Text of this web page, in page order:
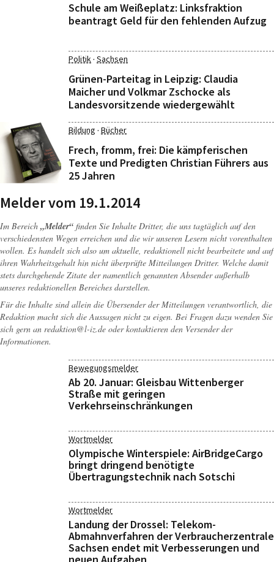
Schule am Weißeplatz: Linksfraktion
beantragt Geld für den fehlenden Aufzug
Politik· Sachsen
Grünen-Parteitag in Leipzig: Claudia
Maicher und Volkmar Zschocke als
Landesvorsitzende wiedergewählt
Bildung · Bücher
Frech, fromm, frei: Die kämpferischen
Texte und Predigten Christian Führers aus
25 Jahren
Melder vom 19.1.2014
Im Bereich „Melder“ finden Sie Inhalte Dritter, die uns tagtäglich auf den
verschiedensten Wegen erreichen und die wir unseren Lesern nicht vorenthalten
wollen. Es handelt sich also um aktuelle, redaktionell nicht bearbeitete und auf
ihren Wahrheitsgehalt hin nicht überprüfte Mitteilungen Dritter. Welche damit
stets durchgehende Zitate der namentlich genannten Absender außerhalb
unseres redaktionellen Bereiches darstellen.
Für die Inhalte sind allein die Übersender der Mitteilungen verantwortlich, die
Redaktion macht sich die Aussagen nicht zu eigen. Bei Fragen dazu wenden Sie
sich gern an redaktion@l-iz.de oder kontaktieren den Versender der
Informationen.
Bewegungsmelder
Ab 20. Januar: Gleisbau Wittenberger
Straße mit geringen
Verkehrseinschränkungen
Wortmelder
Olympische Winterspiele: AirBridgeCargo
bringt dringend benötigte
Übertragungstechnik nach Sotschi
Wortmelder
Landung der Drossel: Telekom-
Abmahnverfahren der Verbraucherzentrale
Sachsen endet mit Verbesserungen und